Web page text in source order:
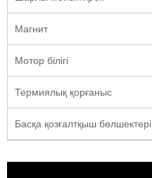
Магнит
Мотор білігі
Термиялық қорғаныс
Басқа қозғалтқыш бөлшектері